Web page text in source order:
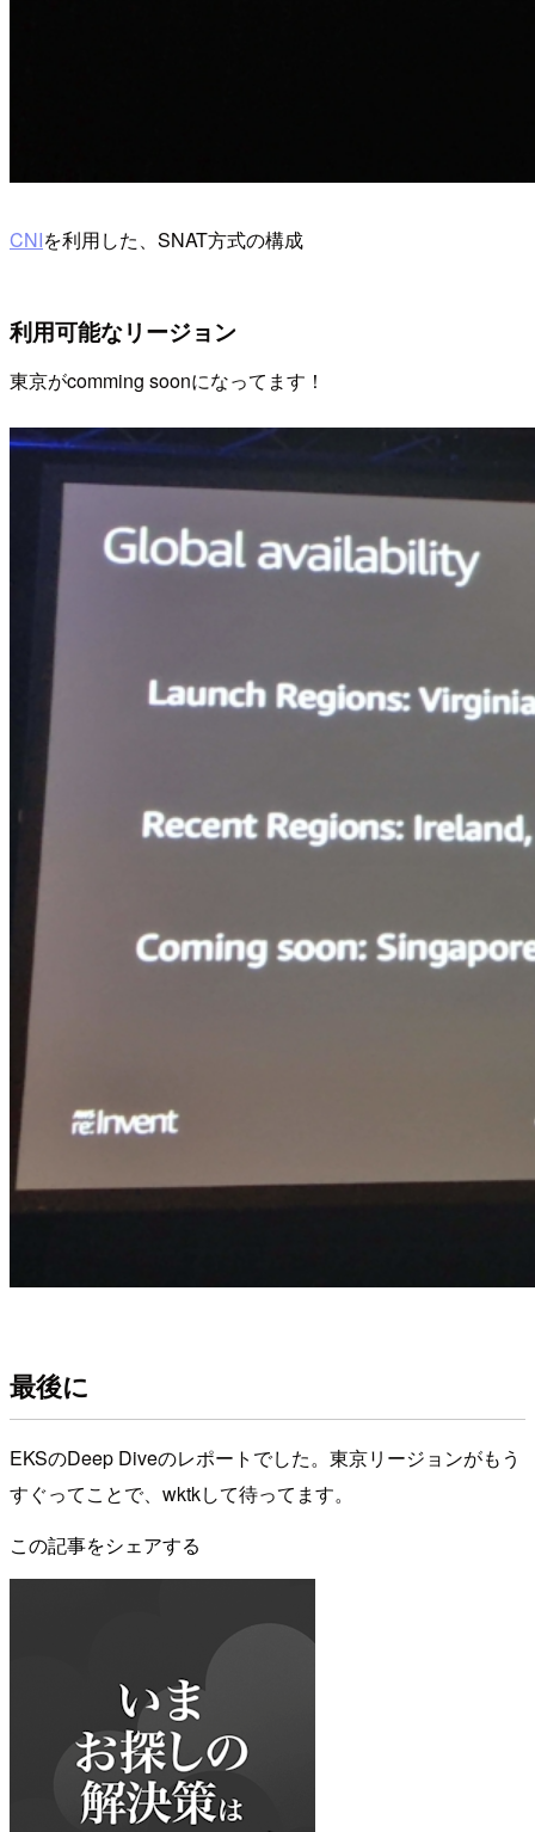
CNIを利用した、SNAT方式の構成
利用可能なリージョン
東京がcomming soonになってます！
最後に
EKSのDeep Diveのレポートでした。東京リージョンがもう
すぐってことで、wktkして待ってます。
この記事をシェアする